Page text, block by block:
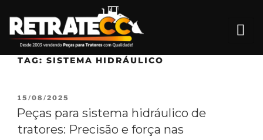
TAG: SISTEMA HIDRÁULICO
15/08/2025
Peças para sistema hidráulico de
tratores: Precisão e força nas